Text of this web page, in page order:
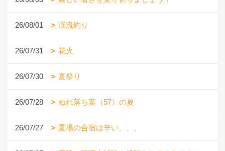
26/08/01 渓流釣り
26/07/31 花火
26/07/30 夏祭り
26/07/28 ぬれ落ち葉（57）の夏
26/07/27 夏場の合宿は辛い、、、